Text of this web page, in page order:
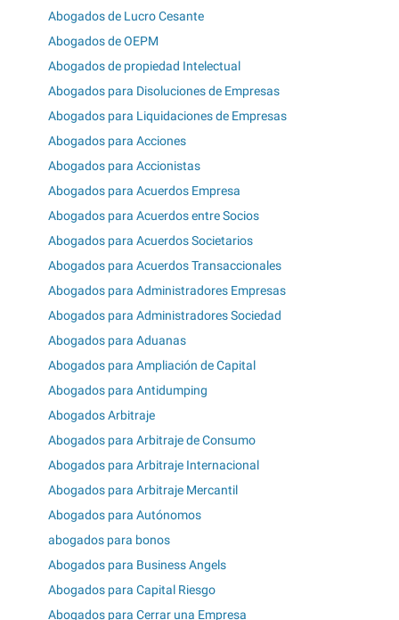
Abogados de Lucro Cesante
Abogados de OEPM
Abogados de propiedad Intelectual
Abogados para Disoluciones de Empresas
Abogados para Liquidaciones de Empresas
Abogados para Acciones
Abogados para Accionistas
Abogados para Acuerdos Empresa
Abogados para Acuerdos entre Socios
Abogados para Acuerdos Societarios
Abogados para Acuerdos Transaccionales
Abogados para Administradores Empresas
Abogados para Administradores Sociedad
Abogados para Aduanas
Abogados para Ampliación de Capital
Abogados para Antidumping
Abogados Arbitraje
Abogados para Arbitraje de Consumo
Abogados para Arbitraje Internacional
Abogados para Arbitraje Mercantil
Abogados para Autónomos
abogados para bonos
Abogados para Business Angels
Abogados para Capital Riesgo
Abogados para Cerrar una Empresa